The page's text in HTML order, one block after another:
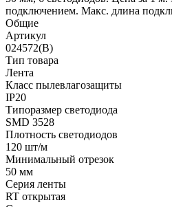
подключением. Макс. длина
Общие
Артикул
024572(B)
Тип товара
Лента
Класс пылевлагозащиты
IP20
Типоразмер светодиода
SMD 3528
Плотность светодиодов
120 шт/м
Минимальный отрезок
50 мм
Серия ленты
RT открытая